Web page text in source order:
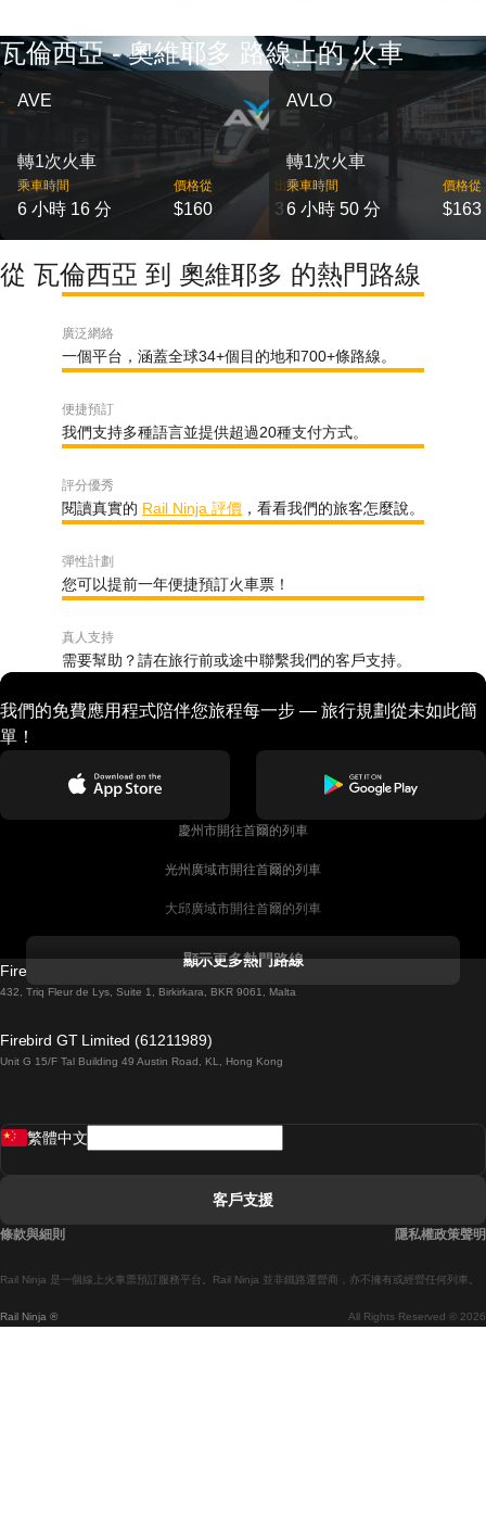
瓦倫西亞 - 奧維耶多 路線上的 火車
AVE
轉1次火車
乘車時間
6 小時 16 分
價格從
$160
出發
3
AVLO
轉1次火車
乘車時間
6 小時 50 分
價格從
$163
從 瓦倫西亞 到 奧維耶多 的熱門路線
廣泛網絡
一個平台，涵蓋全球34+個目的地和700+條路線。
便捷預訂
我們支持多種語言並提供超過20種支付方式。
評分優秀
閱讀真實的 Rail Ninja 評價 ，看看我們的旅客怎麼說。
彈性計劃
您可以提前一年便捷預訂火車票！
真人支持
需要幫助？請在旅行前或途中聯繫我們的客戶支持。
我們的免費應用程式陪伴您旅程每一步 — 旅行規劃從未如此簡
單！
慶州市開往首爾的列車
光州廣域市開往首爾的列車
大邱廣域市開往首爾的列車
都柏林開往戈尔韦的列車
羅馬開往拿坡里的列車
顯示更多熱門路線
Firebird GT Limited (OC 1451)
432, Triq Fleur de Lys, Suite 1, Birkirkara, BKR 9061, Malta
Firebird GT Limited (61211989)
Unit G 15/F Tal Building 49 Austin Road, KL, Hong Kong
Rail Ninja ® All Rights Reserved © 2026
Rail Ninja 是一個線上火車票預訂服務平台。Rail Ninja 並非鐵路運營商，亦不擁有或經營任何列車。
繁體中文
客戶支援
條款與細則 隱私權政策聲明